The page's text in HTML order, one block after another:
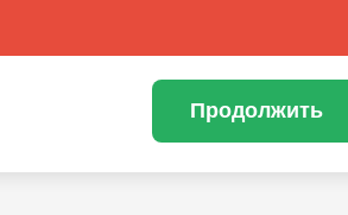
Продолжить